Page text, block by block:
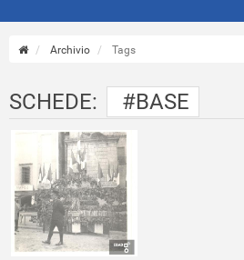
Archivio Tags
SCHEDE: #BASE